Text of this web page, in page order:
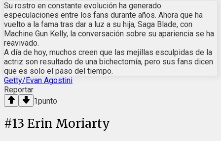
Su rostro en constante evolución ha generado
especulaciones entre los fans durante años. Ahora que ha
vuelto a la fama tras dar a luz a su hija, Saga Blade, con
Machine Gun Kelly, la conversación sobre su apariencia se ha
reavivado.
A día de hoy, muchos creen que las mejillas esculpidas de la
actriz son resultado de una bichectomía, pero sus fans dicen
que es solo el paso del tiempo.
Getty/Evan Agostini
Reportar
1punto
#13 Erin Moriarty